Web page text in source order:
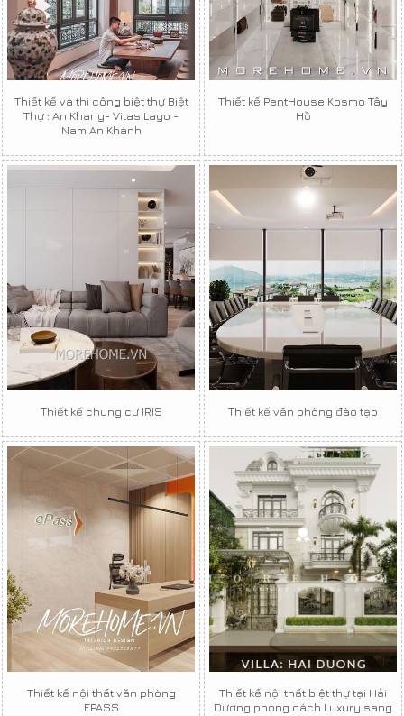
Thiết kế và thi công biệt thự Biệt
Thự : An Khang- Vitas Lago -
Nam An Khánh
Thiết kế PentHouse Kosmo Tây
Hồ
Thiết kế chung cư IRIS Thiết kế văn phòng đào tạo
Thiết kế nội thất văn phòng
EPASS
Thiết kế nội thất biệt thự tại Hải
Dương phong cách Luxury sang